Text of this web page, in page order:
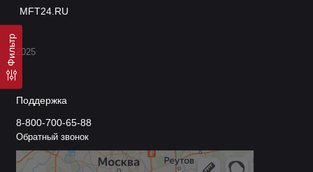
Фильтр
MFT24.RU
2025
Поддержка
8-800-700-65-88
Обратный звонок